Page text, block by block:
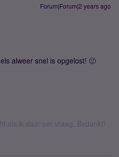
Forum|Forum|2 years ago
alweer snel is opgelost! 🙂
als ik daar om vraag. Bedankt!